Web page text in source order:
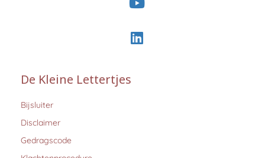
De Kleine Lettertjes
Bijsluiter
Disclaimer
Gedragscode